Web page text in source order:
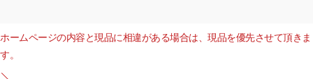
ホームページの内容と現品に相違がある場合は、現品を優先させて頂きま
す。